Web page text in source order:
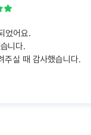
었어요.
니다.
주실 때 감사했습니다.